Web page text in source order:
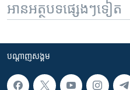
អានអត្ថបទផ្សេងៗទៀត
បណ្តាញ​សង្គម